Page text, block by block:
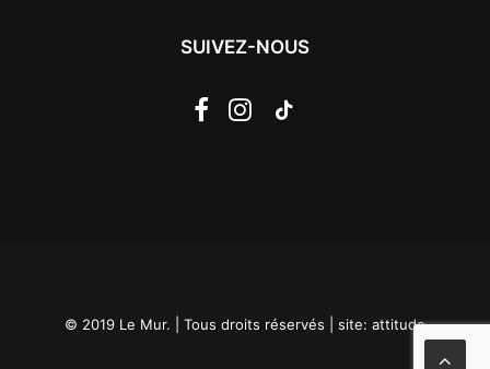
SUIVEZ-NOUS
© 2019 Le Mur. | Tous droits réservés | site: attitude